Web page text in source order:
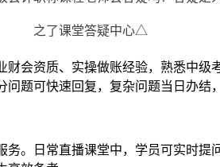
之了课堂答疑中心△
会资质、实操做账经验，熟悉中
题可快速回复，复杂问题当日办结
。日常直播课堂中，学员可实时